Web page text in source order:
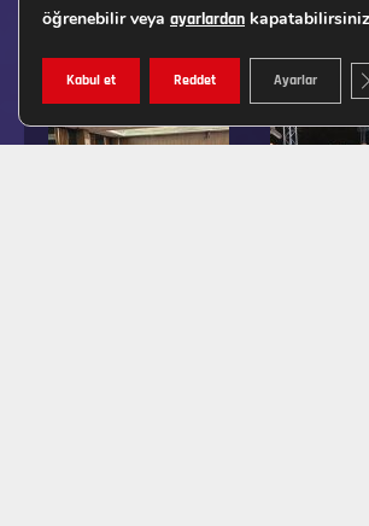
öğrenebilir veya ayarlardan
Kabul et Reddet Ayarlar